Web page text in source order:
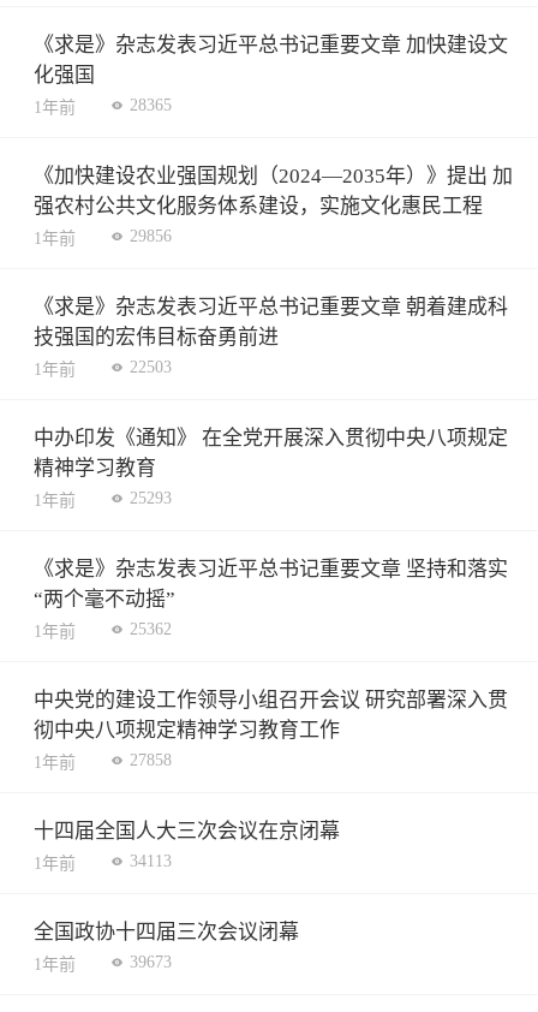
《求是》杂志发表习近平总书记重要文章 加快建设文
化强国
1年前 28365
《加快建设农业强国规划（2024—2035年）》提出 加
强农村公共文化服务体系建设，实施文化惠民工程
1年前 29856
《求是》杂志发表习近平总书记重要文章 朝着建成科
技强国的宏伟目标奋勇前进
1年前 22503
中办印发《通知》 在全党开展深入贯彻中央八项规定
精神学习教育
1年前 25293
《求是》杂志发表习近平总书记重要文章 坚持和落实
“两个毫不动摇”
1年前 25362
中央党的建设工作领导小组召开会议 研究部署深入贯
彻中央八项规定精神学习教育工作
1年前 27858
十四届全国人大三次会议在京闭幕
1年前 34113
全国政协十四届三次会议闭幕
1年前 39673